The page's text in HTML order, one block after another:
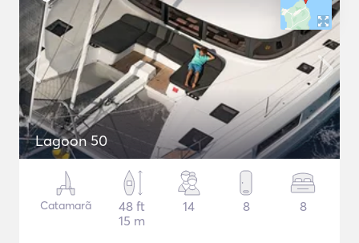
Lagoon 50
Catamarã
48 ft
15 m
14 8 8